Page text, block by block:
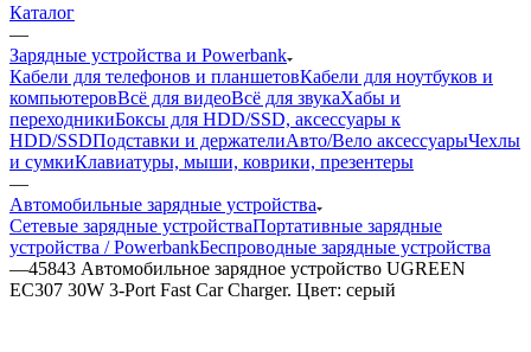
Каталог
—
Зарядные устройства и Powerbank
Кабели для телефонов и планшетовКабели для ноутбуков и
компьютеровВсё для видеоВсё для звукаХабы и
переходникиБоксы для HDD/SSD, аксессуары к
HDD/SSDПодставки и держателиАвто/Вело аксессуарыЧехлы
и сумкиКлавиатуры, мыши, коврики, презентеры
—
Автомобильные зарядные устройства
Сетевые зарядные устройстваПортативные зарядные
устройства / PowerbankБеспроводные зарядные устройства
—45843 Автомобильное зарядное устройство UGREEN
EC307 30W 3-Port Fast Car Charger. Цвет: серый